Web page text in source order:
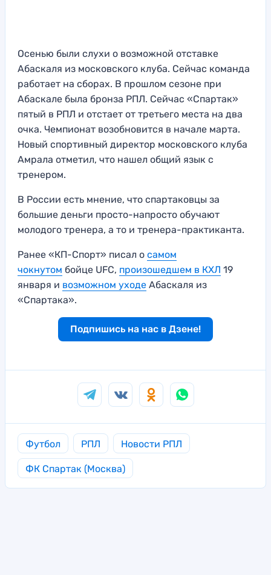
Осенью были слухи о возможной отставке
Абаскаля из московского клуба. Сейчас команда
работает на сборах. В прошлом сезоне при
Абаскале была бронза РПЛ. Сейчас «Спартак»
пятый в РПЛ и отстает от третьего места на два
очка. Чемпионат возобновится в начале марта.
Новый спортивный директор московского клуба
Амрала отметил, что нашел общий язык с
тренером.
В России есть мнение, что спартаковцы за
большие деньги просто-напросто обучают
молодого тренера, а то и тренера-практиканта.
Ранее «КП-Спорт» писал о самом
чокнутом бойце UFC, произошедшем в КХЛ 19
января и возможном уходе Абаскаля из
«Спартака».
Подпишись на нас в Дзене!
Футбол РПЛ Новости РПЛ
ФК Спартак (Москва)